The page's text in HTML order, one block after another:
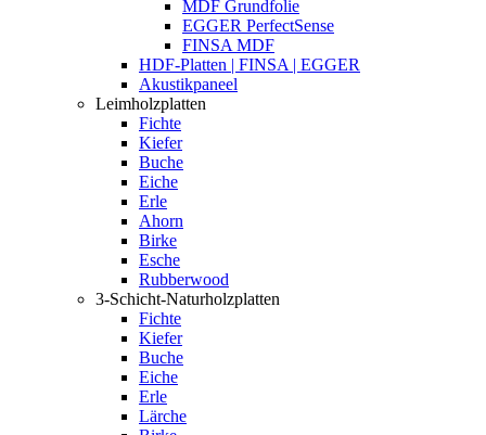
MDF Grundfolie
EGGER PerfectSense
FINSA MDF
HDF-Platten | FINSA | EGGER
Akustikpaneel
Leimholzplatten
Fichte
Kiefer
Buche
Eiche
Erle
Ahorn
Birke
Esche
Rubberwood
3-Schicht-Naturholzplatten
Fichte
Kiefer
Buche
Eiche
Erle
Lärche